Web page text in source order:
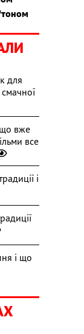
для
що вже
все
і
і що